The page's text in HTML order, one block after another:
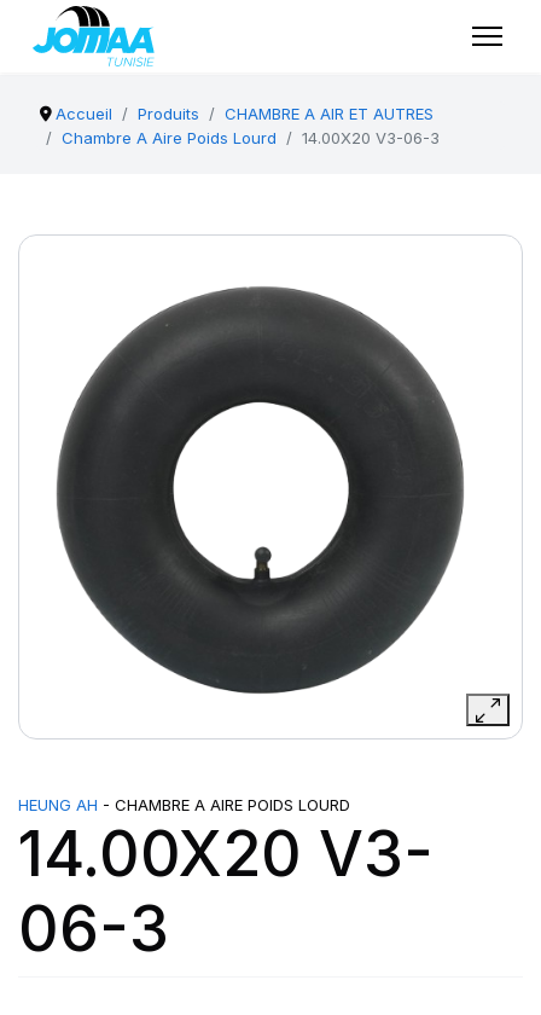
Accueil Produits
CHAMBRE A AIR ET AUTRES
Chambre A Aire Poids Lourd
14.00X20 V3-06-3
HEUNG AH - CHAMBRE A AIRE POIDS LOURD
14.00X20 V3-
06-3